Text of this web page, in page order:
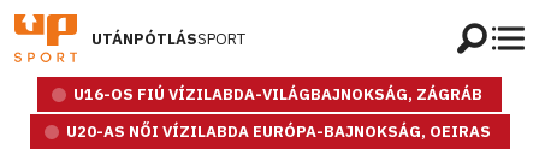
UTÁNPÓTLÁSSPORT
U16-OS FIÚ VÍZILABDA-VILÁGBAJNOKSÁG, ZÁGRÁB
U20-AS NŐI VÍZILABDA EURÓPA-BAJNOKSÁG, OEIRAS